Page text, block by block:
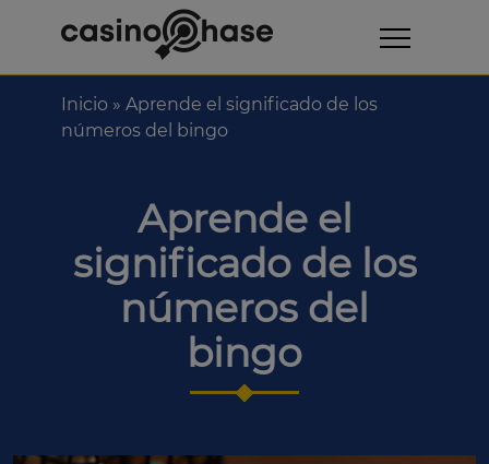
Inicio » Aprende el significado de los
números del bingo
Aprende el
significado de los
números del
bingo